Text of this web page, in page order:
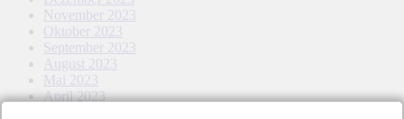
November 2023
Oktober 2023
September 2023
August 2023
Mai 2023
April 2023